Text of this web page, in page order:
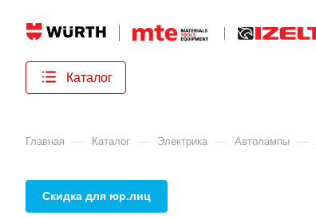
Каталог
Главная
— Каталог — Электрика — Автолампы —
Скидка для юр.лиц